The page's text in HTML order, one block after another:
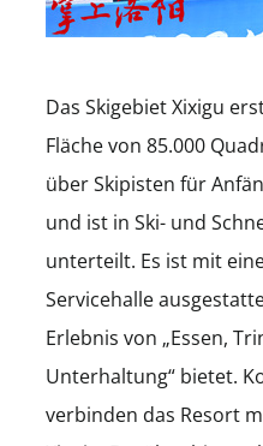
Das Skigebiet Xixigu
Fläche von 85.000
über Skipisten für
und ist in Ski- und
unterteilt. Es ist mit
Servicehalle
Erlebnis von „Essen,
Unterhaltung“ bietet.
verbinden das Resort